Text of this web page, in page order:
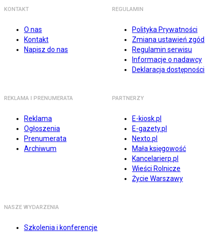
KONTAKT
O nas
Kontakt
Napisz do nas
REGULAMIN
Polityka Prywatności
Zmiana ustawień zgód
Regulamin serwisu
Informacje o nadawcy
Deklaracja dostępności
REKLAMA I PRENUMERATA
Reklama
Ogłoszenia
Prenumerata
Archiwum
PARTNERZY
E-kiosk.pl
E-gazety.pl
Nexto.pl
Mała księgowość
Kancelarierp.pl
Wieści Rolnicze
Życie Warszawy
NASZE WYDARZENIA
Szkolenia i konferencje